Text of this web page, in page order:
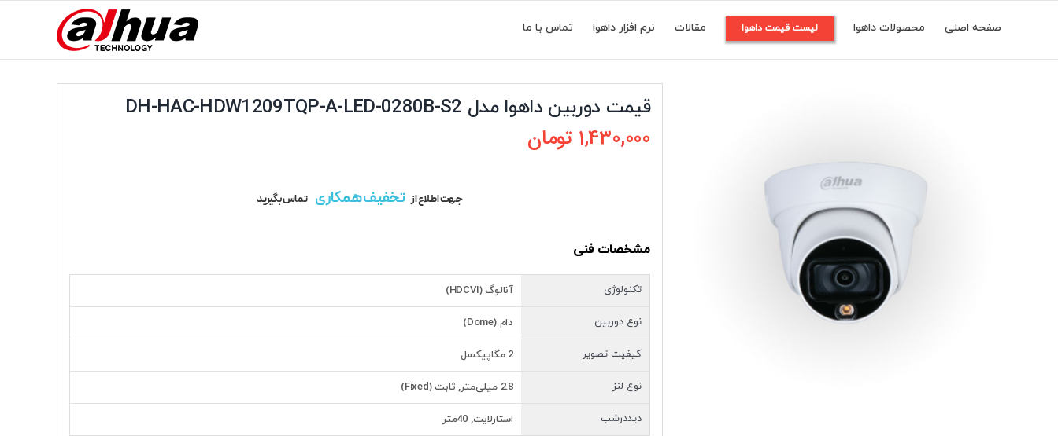
content
صفحه اصلی محصولات داهوا لیست قیمت داهوا مقالات نرم افزار داهوا تماس با ما
قیمت دوربین داهوا مدل DH-HAC-HDW1209TQP-A-LED-0280B-S2
1,430,000 تومان
جهت اطلاع از تخفیف همکاری تماس بگیرید
مشخصات فنی
تکنولوژی آنالوگ (HDCVI)
نوع دوربین دام (Dome)
کیفیت تصویر 2 مگاپیکسل
نوع لنز 2.8 میلی‌متر, ثابت (Fixed)
دیددرشب استارلایت, 40متر